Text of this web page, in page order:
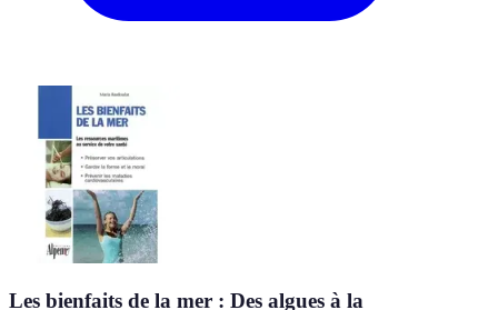
Les bienfaits de la mer : Des algues à la